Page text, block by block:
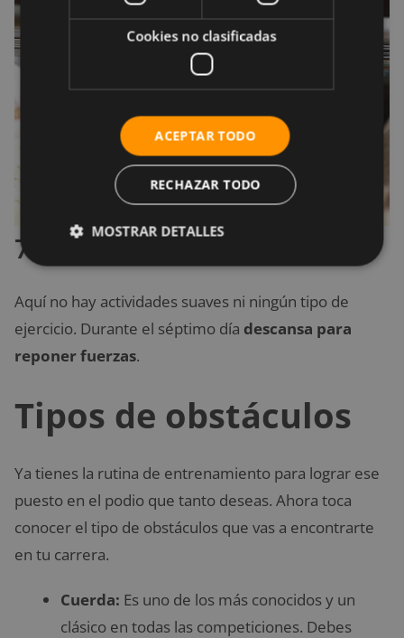
7. Descansa
Aquí no hay actividades suaves ni ningún tipo de
ejercicio. Durante el séptimo día descansa para
reponer fuerzas.
Tipos de obstáculos
Ya tienes la rutina de entrenamiento para lograr ese
puesto en el podio que tanto deseas. Ahora toca
conocer el tipo de obstáculos que vas a encontrarte
en tu carrera.
Cuerda: Es uno de los más conocidos y un
clásico en todas las competiciones. Debes
Cookies no clasificadas
ACEPTAR TODO
RECHAZAR TODO
MOSTRAR DETALLES